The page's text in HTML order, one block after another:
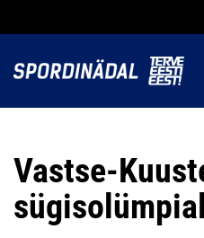
Vastse-
sügisolümpial